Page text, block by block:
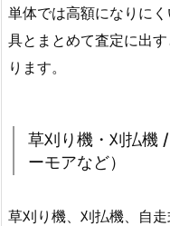
単体では高額になりに
具とまとめて査定に出
ります。
草刈り機・刈払機
ーモアなど）
草刈り機、刈払機、自